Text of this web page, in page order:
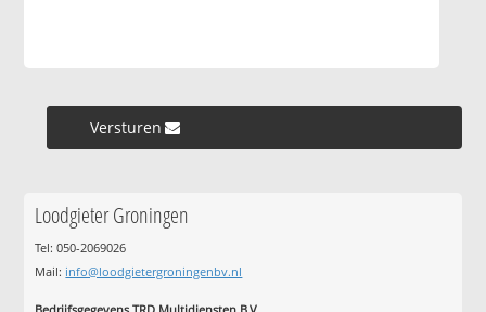
Versturen »
Loodgieter Groningen
Tel: 050-2069026
Mail: info@loodgietergroningenbv.nl